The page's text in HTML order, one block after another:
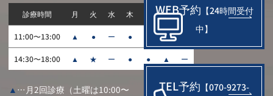
診療時間 月 火 水 木 土 日
11:00〜13:00 ▲ ● ー ● ▲ ー
14:30〜18:00 ▲ ★ ー ● ● ▲ ー
▲ …月2回診療（土曜は10:00〜
WEB予約 【24時間受付
中】
TEL予約 【070-9273-